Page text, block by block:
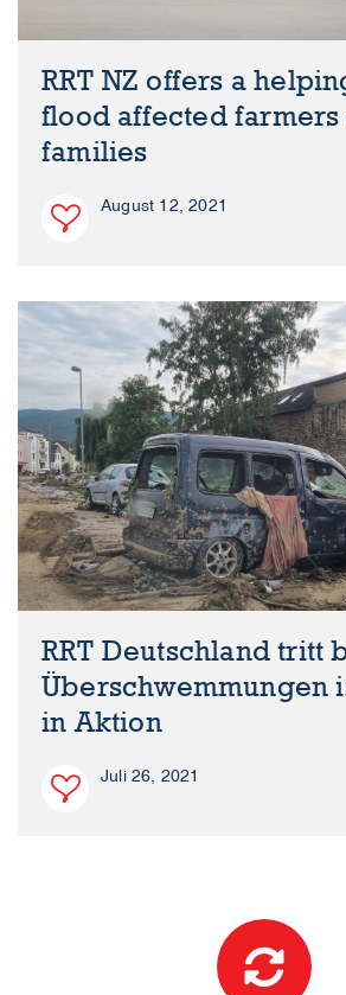
RRT NZ offers a
flood affected farmers
families
August 12, 2021
RRT Deutschland tritt
Überschwemmungen
in Aktion
Juli 26, 2021